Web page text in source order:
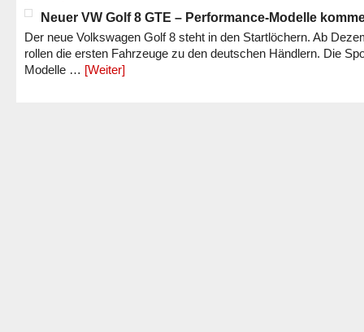
Neuer VW Golf 8 GTE – Performance-Modelle
Der neue Volkswagen Golf 8 steht in den Startlöchern. Ab
rollen die ersten Fahrzeuge zu den deutschen Händlern. Die
Modelle … [Weiter]